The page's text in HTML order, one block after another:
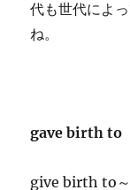
代も世代によ
ね。
gave birth to
give birth to～